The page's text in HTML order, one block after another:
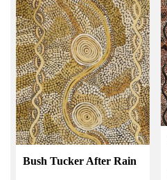
Bush Tucker After Rain